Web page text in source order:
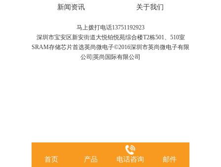
新闻资讯 关于我们
马上拨打电话13751192923
深圳市宝安区新安街道大悦铂悦苑综合楼T2栋501、510室
SRAM存储芯片首选英尚微电子©2016深圳市英尚微电子有限
公司|英尚国际有限公司
首页 产品 电话咨询 邮件